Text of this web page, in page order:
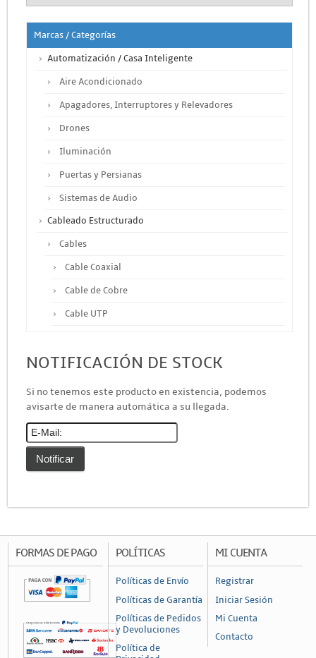
Marcas / Categorías
Automatización / Casa Inteligente
Aire Acondicionado
Apagadores, Interruptores y Relevadores
Drones
Iluminación
Puertas y Persianas
Sistemas de Audio
Cableado Estructurado
Cables
Cable Coaxial
Cable de Cobre
Cable UTP
Canalización y Soporte
Cajas de Distribución
Conectores Coaxiales
Conectores de RF
Conectores RJ45 / RJ11
Otros Conectores y Accesorios
Convertidores y Adaptadores
NOTIFICACIÓN DE STOCK
Si no tenemos este producto en existencia, podemos
avisarte de manera automática a su llegada.
FORMAS DE PAGO POLÍTICAS
Políticas de Envío
Políticas de Garantía
Políticas de Pedidos
y Devoluciones
Política de
MI CUENTA
Registrar
Iniciar Sesión
Mi Cuenta
Contacto